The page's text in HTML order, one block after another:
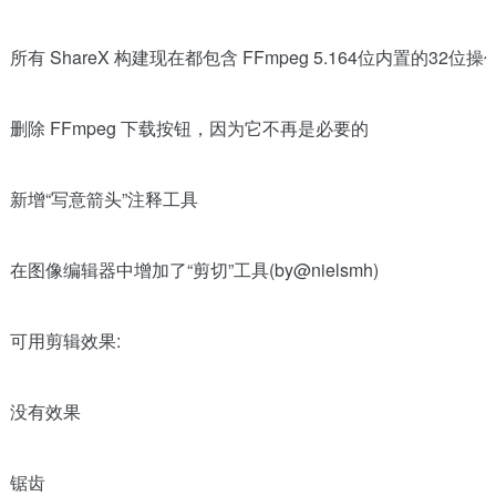
所有 ShareX 构建现在都包含 FFmpeg 5.164位内置的32位
删除 FFmpeg 下载按钮，因为它不再是必要的
新增“写意箭头”注释工具
在图像编辑器中增加了“剪切”工具(by@nielsmh)
可用剪辑效果:
没有效果
锯齿